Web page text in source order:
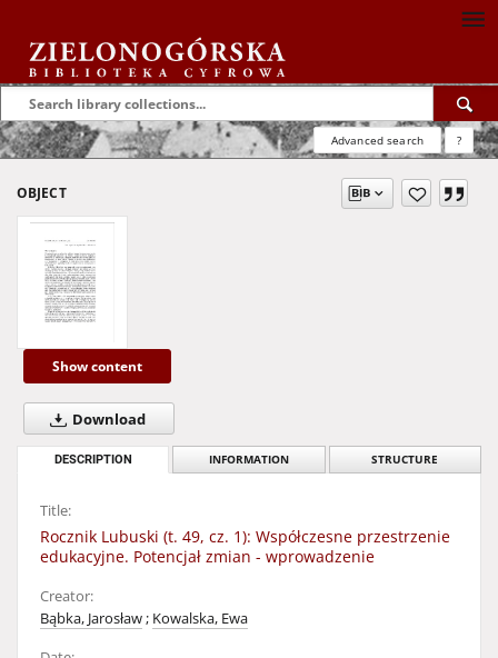
Advanced search ?
OBJECT
Show content
Download
DESCRIPTION INFORMATION STRUCTURE
Title:
Rocznik Lubuski (t. 49, cz. 1): Współczesne przestrzenie
edukacyjne. Potencjał zmian - wprowadzenie
Creator:
Bąbka, Jarosław; Kowalska, Ewa